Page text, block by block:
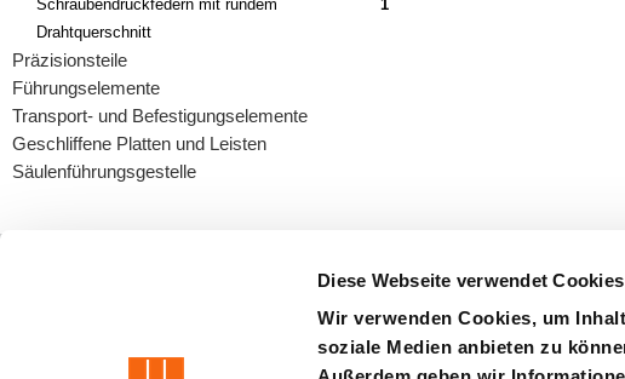
Diese Webseite verwendet Cookies
Wir verwenden Cookies, um
soziale Medien anbieten zu
Schraubendruckfedern mit rundem
Drahtquerschnitt
1
Präzisionsteile
Führungselemente
Transport- und Befestigungselemente
Geschliffene Platten und Leisten
Säulenführungsgestelle
precision is our standard